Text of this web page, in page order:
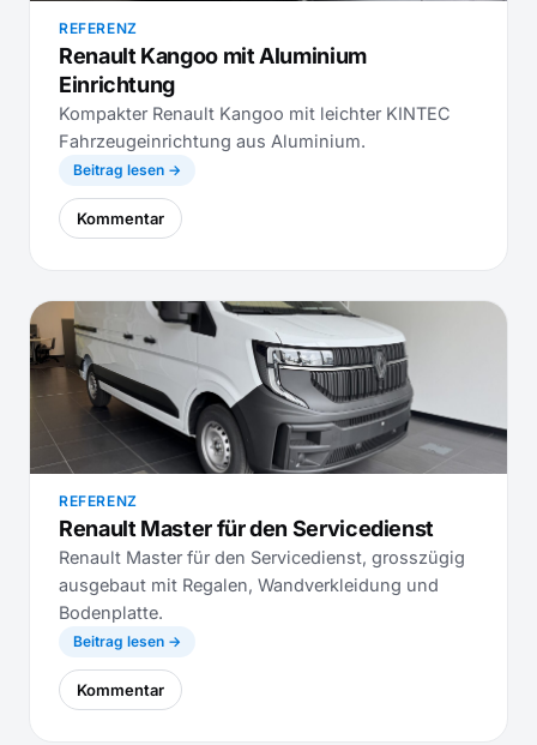
REFERENZ
Renault Kangoo mit Aluminium
Einrichtung
Kompakter Renault Kangoo mit leichter KINTEC
Fahrzeugeinrichtung aus Aluminium.
Beitrag lesen →
Kommentar
REFERENZ
Renault Master für den Servicedienst
Renault Master für den Servicedienst, grosszügig
ausgebaut mit Regalen, Wandverkleidung und
Bodenplatte.
Beitrag lesen →
Kommentar